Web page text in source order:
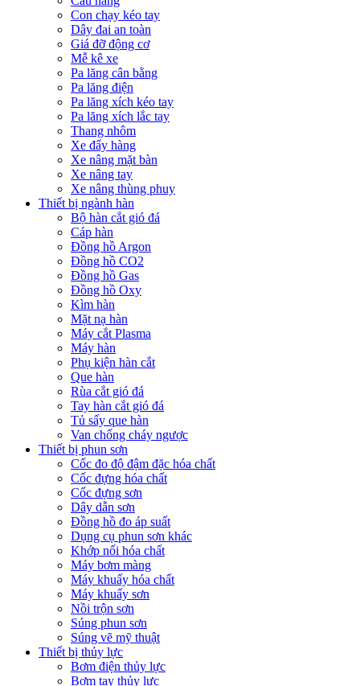
Con chạy kéo tay
Dây đai an toàn
Giá đỡ động cơ
Mễ kê xe
Pa lăng cân bằng
Pa lăng điện
Pa lăng xích kéo tay
Pa lăng xích lắc tay
Thang nhôm
Xe đẩy hàng
Xe nâng mặt bàn
Xe nâng tay
Xe nâng thùng phuy
Thiết bị ngành hàn
Bộ hàn cắt gió đá
Cáp hàn
Đồng hồ Argon
Đồng hồ CO2
Đồng hồ Gas
Đồng hồ Oxy
Kìm hàn
Mặt nạ hàn
Máy cắt Plasma
Máy hàn
Phụ kiện hàn cắt
Que hàn
Rùa cắt gió đá
Tay hàn cắt gió đá
Tủ sấy que hàn
Van chống cháy ngược
Thiết bị phun sơn
Cốc đo độ đậm đặc hóa chất
Cốc đựng hóa chất
Cốc đựng sơn
Dây dẫn sơn
Đồng hồ đo áp suất
Dụng cụ phun sơn khác
Khớp nối hóa chất
Máy bơm màng
Máy khuấy hóa chất
Máy khuấy sơn
Nồi trộn sơn
Súng phun sơn
Súng vẽ mỹ thuật
Thiết bị thủy lực
Bơm điện thủy lực
Bơm tay thủy lực